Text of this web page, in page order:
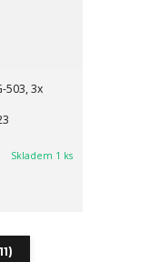
503, 3x
Skladem 1 ks